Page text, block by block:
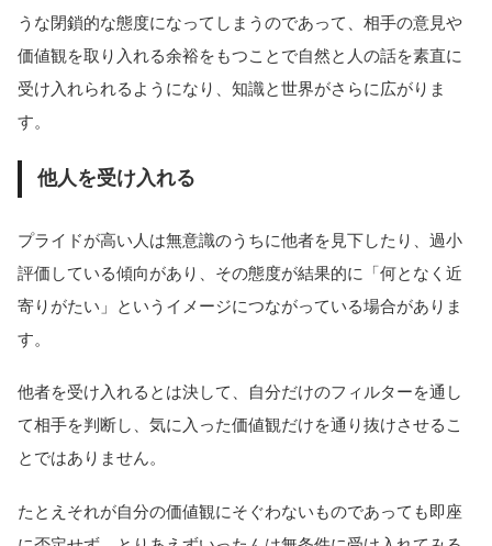
うな閉鎖的な態度になってしまうのであって、相手の意見や
価値観を取り入れる余裕をもつことで自然と人の話を素直に
受け入れられるようになり、知識と世界がさらに広がりま
す。
他人を受け入れる
プライドが高い人は無意識のうちに他者を見下したり、過小
評価している傾向があり、その態度が結果的に「何となく近
寄りがたい」というイメージにつながっている場合がありま
す。
他者を受け入れるとは決して、自分だけのフィルターを通し
て相手を判断し、気に入った価値観だけを通り抜けさせるこ
とではありません。
たとえそれが自分の価値観にそぐわないものであっても即座